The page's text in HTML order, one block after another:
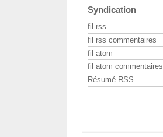
Syndication
fil rss
fil rss commentaires
fil atom
fil atom commentaires
Résumé RSS